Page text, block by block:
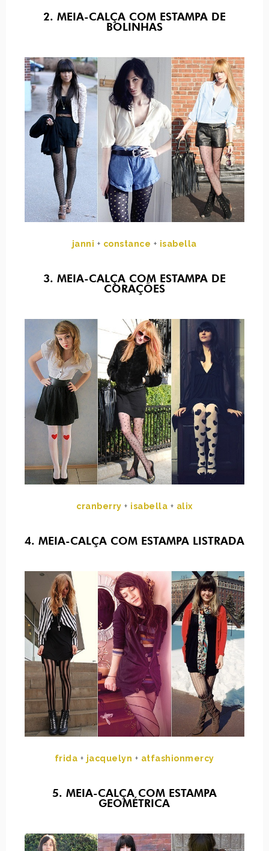
2. MEIA-CALÇA COM ESTAMPA DE
BOLINHAS
janni + constance + isabella
3. MEIA-CALÇA COM ESTAMPA DE
CORAÇÕES
cranberry + isabella + alix
4. MEIA-CALÇA COM ESTAMPA LISTRADA
frida + jacquelyn + atfashionmercy
5. MEIA-CALÇA COM ESTAMPA
GEOMÉTRICA